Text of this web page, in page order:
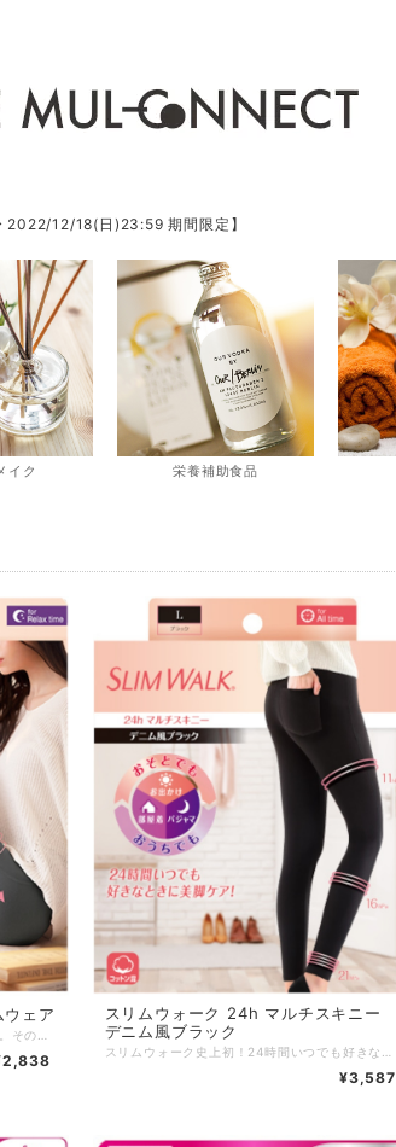
12/18(日)23:59 期間限定】
イク 栄養補助食品
ェア
スリムウォーク 24h マルチスキニー
デニム風ブラック
¥3,587